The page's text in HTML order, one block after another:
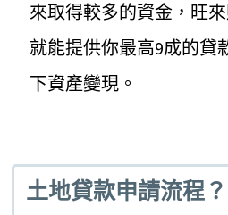
來取得較多的資金，旺
就能提供你最高9成的貸
下資產變現。
土地貸款申請流程 ？